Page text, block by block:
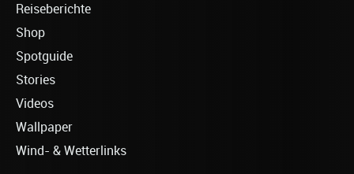
Reiseberichte
Shop
Spotguide
Stories
Videos
Wallpaper
Wind- & Wetterlinks